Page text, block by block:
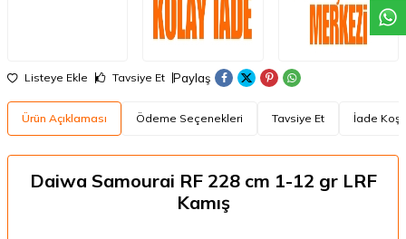
Listeye Ekle Tavsiye Et Paylaş
Ürün Açıklaması Ödeme Seçenekleri Tavsiye Et İade
Daiwa Samourai RF 228 cm 1-12 gr LRF
Kamış